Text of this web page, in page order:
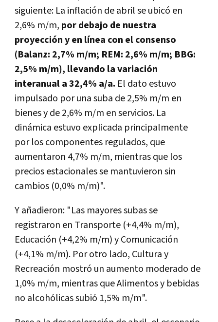
siguiente: La inflación de abril se ubicó en
2,6% m/m, por debajo de nuestra
proyección y en línea con el consenso
(Balanz: 2,7% m/m; REM: 2,6% m/m; BBG:
2,5% m/m), llevando la variación
interanual a 32,4% a/a. El dato estuvo
impulsado por una suba de 2,5% m/m en
bienes y de 2,6% m/m en servicios. La
dinámica estuvo explicada principalmente
por los componentes regulados, que
aumentaron 4,7% m/m, mientras que los
precios estacionales se mantuvieron sin
cambios (0,0% m/m)".
Y añadieron: "Las mayores subas se
registraron en Transporte (+4,4% m/m),
Educación (+4,2% m/m) y Comunicación
(+4,1% m/m). Por otro lado, Cultura y
Recreación mostró un aumento moderado de
1,0% m/m, mientras que Alimentos y bebidas
no alcohólicas subió 1,5% m/m".